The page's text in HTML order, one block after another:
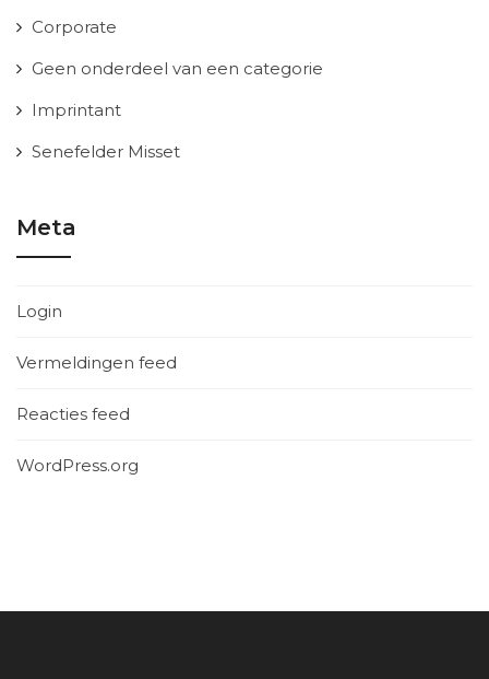
Corporate
Geen onderdeel van een categorie
Imprintant
Senefelder Misset
Meta
Login
Vermeldingen feed
Reacties feed
WordPress.org